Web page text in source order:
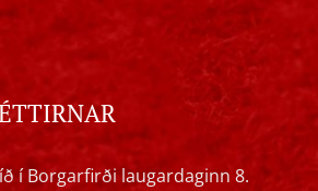
í Borgarfirði laugardaginn 8.